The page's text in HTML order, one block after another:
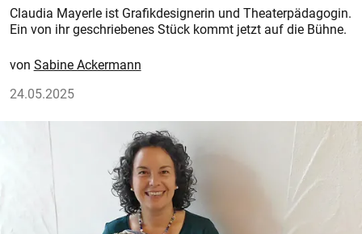
Claudia Mayerle ist Grafikdesignerin und Theaterpädagogin.
Ein von ihr geschriebenes Stück kommt jetzt auf die Bühne.
Sabine Ackermann
24.05.2025